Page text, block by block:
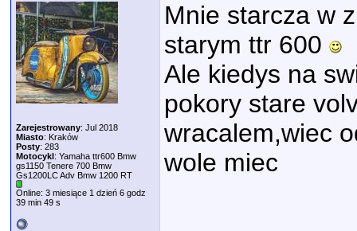
Zarejestrowany: Jul 2018
Miasto: Kraków
Posty: 283
Motocykl: Yamaha ttr600 Bmw
gs1150 Tenere 700 Bmw
Gs1200LC Adv Bmw 1200 RT
Online: 3 miesiące 1 dzień 6 godz
39 min 49 s
Mnie starcza w
starym ttr 600
Ale kiedys na
pokory stare
wracalem,wiec
wole miec